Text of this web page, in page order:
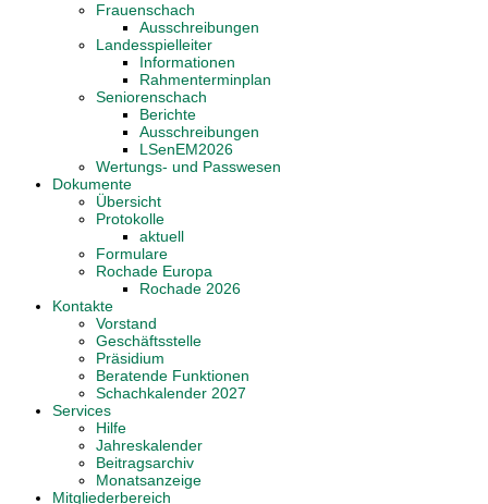
Frauenschach
Ausschreibungen
Landesspielleiter
Informationen
Rahmenterminplan
Seniorenschach
Berichte
Ausschreibungen
LSenEM2026
Wertungs- und Passwesen
Dokumente
Übersicht
Protokolle
aktuell
Formulare
Rochade Europa
Rochade 2026
Kontakte
Vorstand
Geschäftsstelle
Präsidium
Beratende Funktionen
Schachkalender 2027
Services
Hilfe
Jahreskalender
Beitragsarchiv
Monatsanzeige
Mitgliederbereich